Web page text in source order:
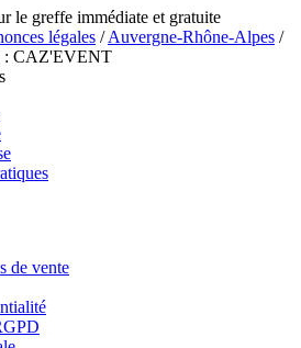
le greffe immédiate et gratuite
légales /Auvergne-Rhône-Alpes /
: CAZ'EVENT
de vente